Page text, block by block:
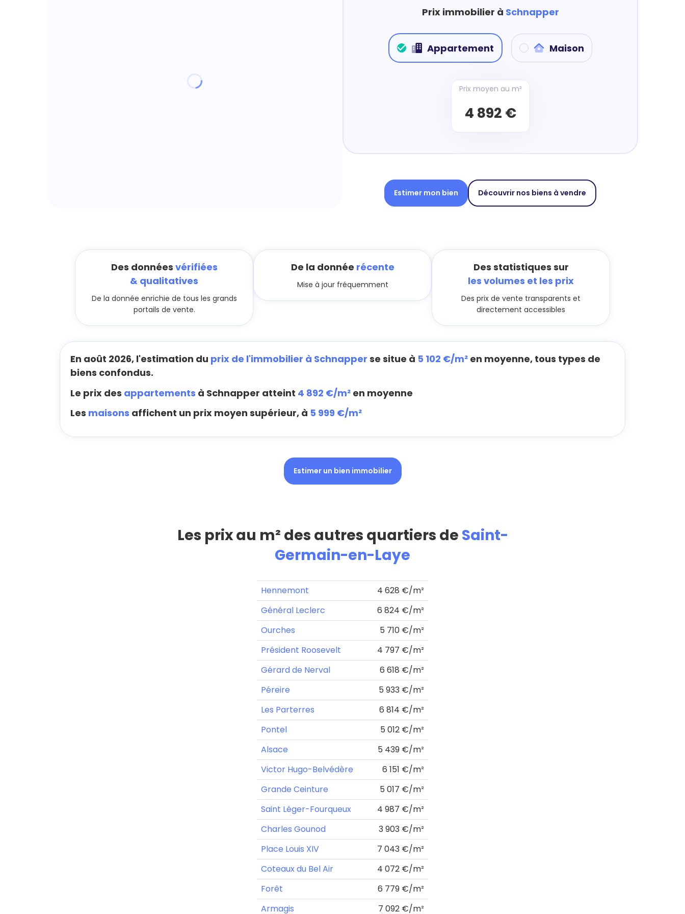
Prix immobilier à Schnapper
Appartement Maison
Prix moyen au m²
4 892 €
Estimer mon bien Découvrir nos biens à vendre
Des données vérifiées
& qualitatives
De la donnée enrichie de tous les grands
portails de vente.
De la donnée récente
Mise à jour fréquemment
Des statistiques sur
les volumes et les prix
Des prix de vente transparents et
directement accessibles
En août 2026, l'estimation du prix de l'immobilier à Schnapper se situe à 5 102 €/m² en moyenne, tous types de
biens confondus.
Le prix des appartements à Schnapper atteint 4 892 €/m² en moyenne
Les maisons affichent un prix moyen supérieur, à 5 999 €/m²
Estimer un bien immobilier
Les prix au m² des autres quartiers de Saint-
Germain-en-Laye
Hennemont
4 628 €/m²
Général Leclerc
6 824 €/m²
Ourches
5 710 €/m²
Président Roosevelt
4 797 €/m²
Gérard de Nerval
6 618 €/m²
Péreire
5 933 €/m²
Les Parterres
6 814 €/m²
Pontel
5 012 €/m²
Alsace
5 439 €/m²
Victor Hugo-Belvédère
6 151 €/m²
Grande Ceinture
5 017 €/m²
Saint Léger-Fourqueux
4 987 €/m²
Charles Gounod
3 903 €/m²
Place Louis XIV
7 043 €/m²
Coteaux du Bel Air
4 072 €/m²
Forêt
6 779 €/m²
Armagis
7 092 €/m²